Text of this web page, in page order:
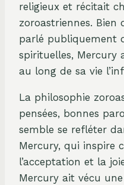
religieux et récitait
zoroastriennes. Bien
parlé publiquement
spirituelles, Mercury
au long de sa vie
La philosophie
pensées, bonnes
semble se refléter
Mercury, qui inspire
l’acceptation et la
Mercury ait vécu